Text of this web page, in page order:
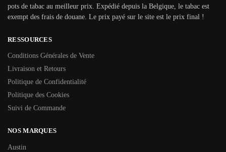
pots de tabac au meilleur prix. Expédié depuis la Belgique, le tabac est
exempt des frais de douane. Le prix payé sur le site est le prix final !
RESSOURCES
Conditions Générales de Vente
Livraison et Retours
Politique de Confidentialité
Politique des Cookies
Suivi de Commande
NOS MARQUES
Austin